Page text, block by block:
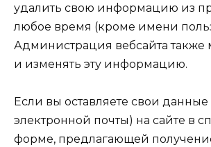
удалить свою информацию из
любое время (кроме имени
Администрация вебсайта также
и изменять эту информацию.
Если вы оставляете свои
электронной почты) на сайте в
форме, предлагающей